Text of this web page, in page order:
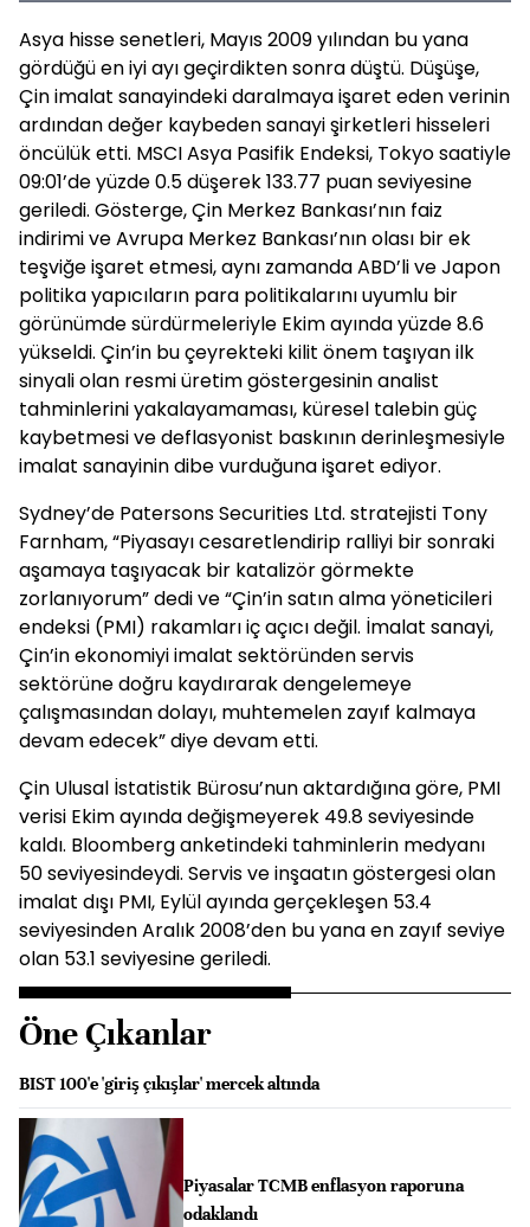
Asya hisse senetleri, Mayıs 2009 yılından bu yana
gördüğü en iyi ayı geçirdikten sonra düştü. Düşüşe,
Çin imalat sanayindeki daralmaya işaret eden verinin
ardından değer kaybeden sanayi şirketleri hisseleri
öncülük etti. MSCI Asya Pasifik Endeksi, Tokyo saatiyle
09:01’de yüzde 0.5 düşerek 133.77 puan seviyesine
geriledi. Gösterge, Çin Merkez Bankası’nın faiz
indirimi ve Avrupa Merkez Bankası’nın olası bir ek
teşviğe işaret etmesi, aynı zamanda ABD’li ve Japon
politika yapıcıların para politikalarını uyumlu bir
görünümde sürdürmeleriyle Ekim ayında yüzde 8.6
yükseldi. Çin’in bu çeyrekteki kilit önem taşıyan ilk
sinyali olan resmi üretim göstergesinin analist
tahminlerini yakalayamaması, küresel talebin güç
kaybetmesi ve deflasyonist baskının derinleşmesiyle
imalat sanayinin dibe vurduğuna işaret ediyor.
Sydney’de Patersons Securities Ltd. stratejisti Tony
Farnham, “Piyasayı cesaretlendirip ralliyi bir sonraki
aşamaya taşıyacak bir katalizör görmekte
zorlanıyorum” dedi ve “Çin’in satın alma yöneticileri
endeksi (PMI) rakamları iç açıcı değil. İmalat sanayi,
Çin’in ekonomiyi imalat sektöründen servis
sektörüne doğru kaydırarak dengelemeye
çalışmasından dolayı, muhtemelen zayıf kalmaya
devam edecek” diye devam etti.
Çin Ulusal İstatistik Bürosu’nun aktardığına göre, PMI
verisi Ekim ayında değişmeyerek 49.8 seviyesinde
kaldı. Bloomberg anketindeki tahminlerin medyanı
50 seviyesindeydi. Servis ve inşaatın göstergesi olan
imalat dışı PMI, Eylül ayında gerçekleşen 53.4
seviyesinden Aralık 2008’den bu yana en zayıf seviye
olan 53.1 seviyesine geriledi.
Öne Çıkanlar
BIST 100'e 'giriş çıkışlar' mercek altında
Piyasalar TCMB enflasyon raporuna
odaklandı